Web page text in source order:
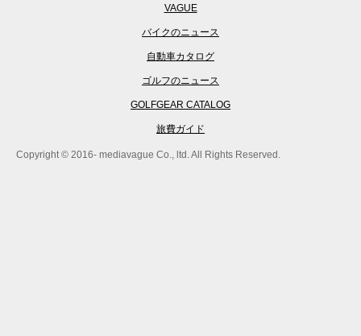
VAGUE
バイクのニュース
自動車カタログ
ゴルフのニュース
GOLFGEAR CATALOG
旅費ガイド
Copyright © 2016- mediavague Co., ltd. All Rights Reserved.